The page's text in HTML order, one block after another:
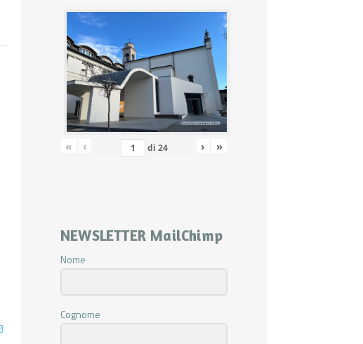
« ‹ di 24 › »
NEWSLETTER MailChimp
Nome
Cognome